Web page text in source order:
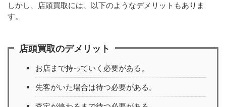
しかし、店頭買取には、以下のようなデメリットもありま
す。
店頭買取のデメリット
お店まで持っていく必要がある。
先客がいた場合は待つ必要がある。